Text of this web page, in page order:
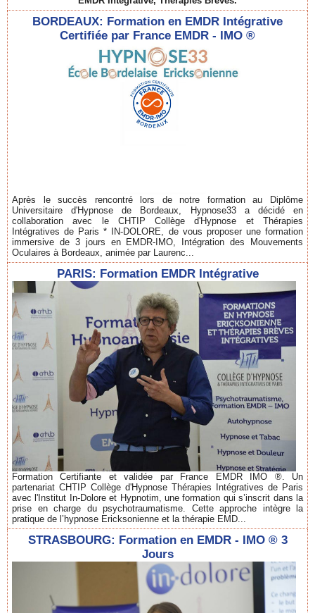
BORDEAUX: Formation en EMDR Intégrative
Certifiée par France EMDR - IMO ®
Après le succès rencontré lors de notre formation au Diplôme
Universitaire d'Hypnose de Bordeaux, Hypnose33 a décidé en
collaboration avec le CHTIP Collège d'Hypnose et Thérapies
Intégratives de Paris * IN-DOLORE, de vous proposer une formation
immersive de 3 jours en EMDR-IMO, Intégration des Mouvements
Oculaires à Bordeaux, animée par Laurenc...
PARIS: Formation EMDR Intégrative
Formation Certifiante et validée par France EMDR IMO ®. Un
partenariat CHTIP Collège d'Hypnose Thérapies Intégratives de Paris
avec l'Institut In-Dolore et Hypnotim, une formation qui s’inscrit dans la
prise en charge du psychotraumatisme. Cette approche intègre la
pratique de l’hypnose Ericksonienne et la thérapie EMD...
STRASBOURG: Formation en EMDR - IMO ® 3
Jours